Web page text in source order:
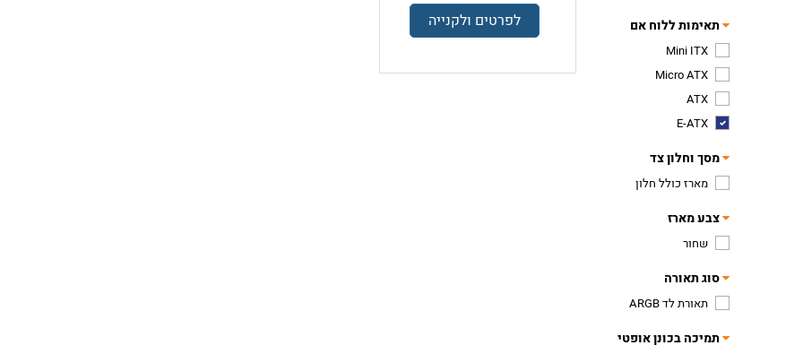
תאימות ללוח אם
Mini ITX
Micro ATX
ATX
E-ATX
מסך וחלון צד
מארז כולל חלון
צבע מארז
שחור
סוג תאורה
תאורת לד ARGB
תמיכה בכונן אופטי
לפרטים ולקנייה